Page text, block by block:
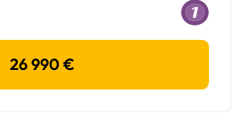
26 990 €